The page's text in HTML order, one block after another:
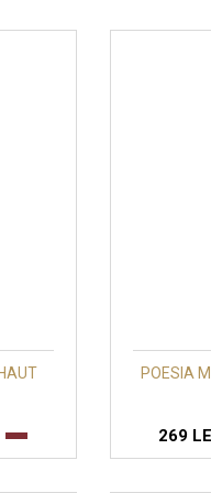
POESIA
269